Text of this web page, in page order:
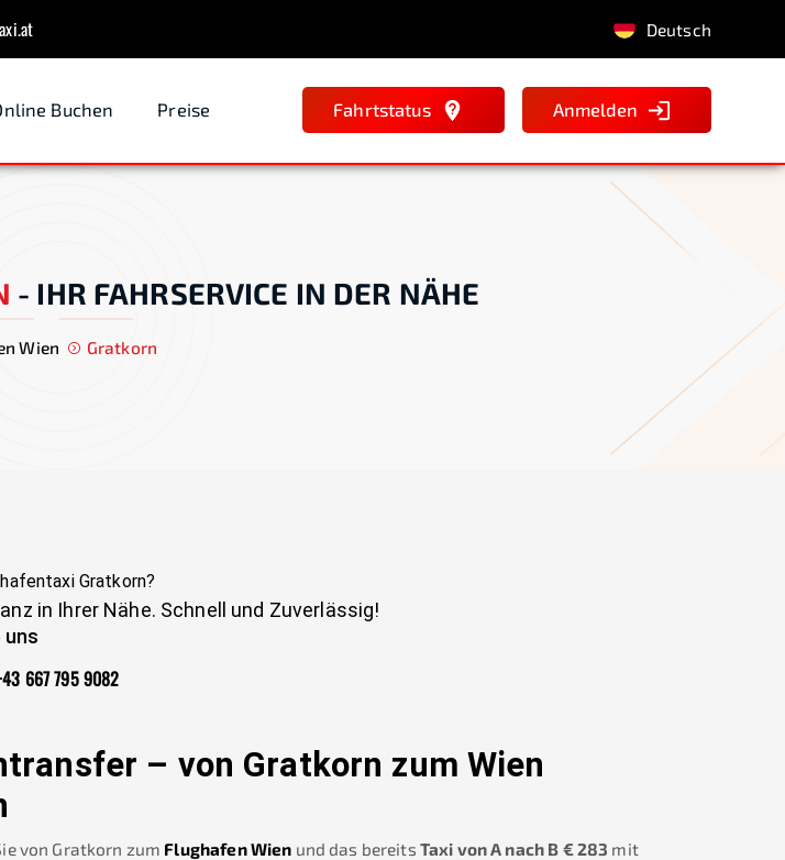
Deutsch
Buchen Preise Fahrtstatus Anmelden
- IHR FAHRSERVICE IN DER NÄHE
Wien Gratkorn
Gratkorn?
in Ihrer Nähe. Schnell und Zuverlässig!
uns
667 795 9082
– von Gratkorn zum Wien
von Gratkorn zum Flughafen Wien und das bereits Taxi von A nach B €283 mit